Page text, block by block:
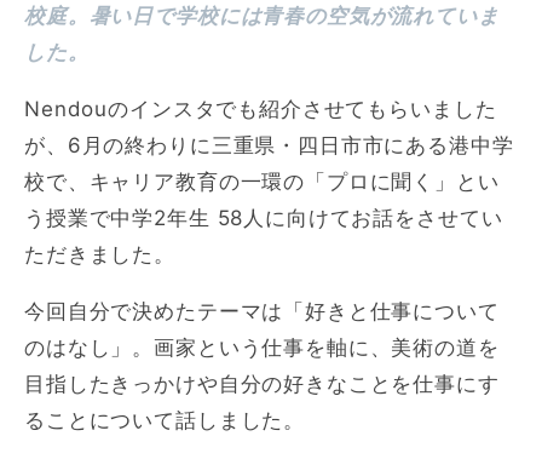
校庭。暑い日で学校には青春の空気が流れていま
した。
Nendouのインスタでも紹介させてもらいました
が、6月の終わりに三重県・四日市市にある港中学
校で、キャリア教育の一環の「プロに聞く」とい
う授業で中学2年生 58人に向けてお話をさせてい
ただきました。
今回自分で決めたテーマは「好きと仕事について
のはなし」。画家という仕事を軸に、美術の道を
目指したきっかけや自分の好きなことを仕事にす
ることについて話しました。